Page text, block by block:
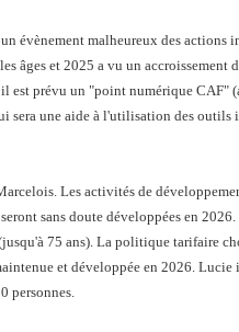
évènement malheureux des
âges et 2025 a vu un accroissement
est prévu un "point numérique CAF"
sera une aide à l'utilisation des outils
Les activités de
sans doute développées en
75 ans). La politique tarifaire
et développée en 2026. Lucie
personnes.